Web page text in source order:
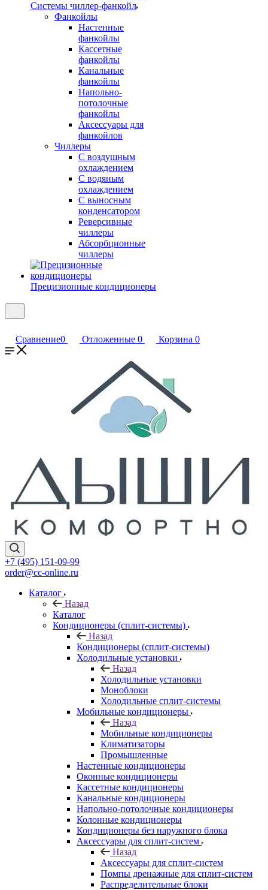
Системы чиллер-фанкойл
Фанкойлы
Настенные
фанкойлы
Кассетные
фанкойлы
Канальные
фанкойлы
Напольно-
потолочные
фанкойлы
Аксессуары для
фанкойлов
Чиллеры
С воздушным
охлаждением
С водяным
охлаждением
С выносным
конденсатором
Реверсивные
чиллеры
Абсорбционные
чиллеры
Прецизионные кондиционеры
Сравнение0 Отложенные 0 Корзина 0
+7 (495) 151-09-99
order@cc-online.ru
Каталог
Назад
Каталог
Кондиционеры (сплит-системы)
Назад
Кондиционеры (сплит-системы)
Холодильные установки
Назад
Холодильные установки
Моноблоки
Холодильные сплит-системы
Мобильные кондиционеры
Назад
Мобильные кондиционеры
Климатизаторы
Промышленные
Настенные кондиционеры
Оконные кондиционеры
Кассетные кондиционеры
Канальные кондиционеры
Напольно-потолочные кондиционеры
Колонные кондиционеры
Кондиционеры без наружного блока
Аксессуары для сплит-систем
Назад
Аксессуары для сплит-систем
Помпы дренажные для сплит-систем
Распределительные блоки